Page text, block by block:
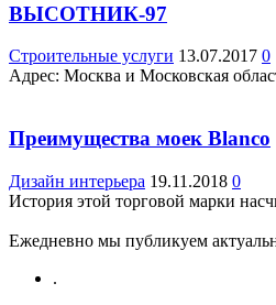
ВЫСОТНИК-97
Строительные услуги 13.07.2017 0
Адрес: Москва и Московская
Преимущества моек Blanco
Дизайн интерьера 19.11.2018 0
История этой торговой марки
Ежедневно мы публикуем
.